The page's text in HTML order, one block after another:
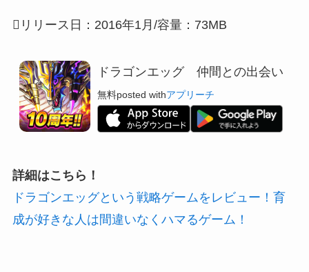
リリース日：2016年1月/容量：73MB
ドラゴンエッグ 仲間との出会い
無料posted withアプリーチ
詳細はこちら！
ドラゴンエッグという戦略ゲームをレビュー！育
成が好きな人は間違いなくハマるゲーム！